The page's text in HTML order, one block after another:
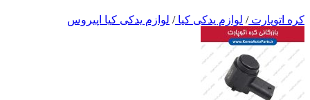
کره اتوپارت/ لوازم یدکی کیا/ لوازم یدکی کیا اپیروس